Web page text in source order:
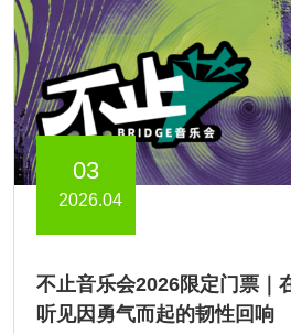
03
2026.04
不止音乐会2026限定门票｜
听见因勇气而起的韧性回响